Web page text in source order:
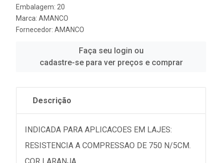
Embalagem: 20
Marca: AMANCO
Fornecedor: AMANCO
Faça seu login ou
cadastre-se para ver preços e comprar
Descrição
INDICADA PARA APLICACOES EM LAJES:
RESISTENCIA A COMPRESSAO DE 750 N/5CM.